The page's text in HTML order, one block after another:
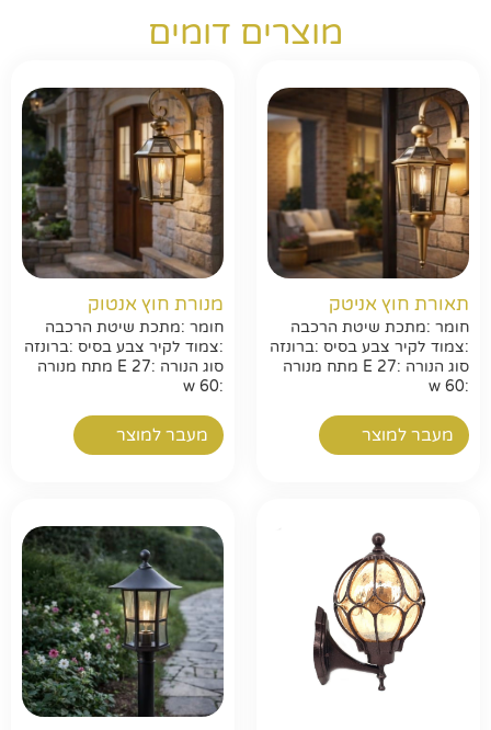
חפשו באתר
מוצרים דומים
תאורת חוץ אניטק
חומר :מתכת שיטת הרכבה
:צמוד לקיר צבע בסיס :ברונזה
סוג הנורה :E 27 מתח מנורה
:w 60
מעבר למוצר
מנורת חוץ אנטוק
חומר :מתכת שיטת הרכבה
:צמוד לקיר צבע בסיס :ברונזה
סוג הנורה :E 27 מתח מנורה
:w 60
מעבר למוצר